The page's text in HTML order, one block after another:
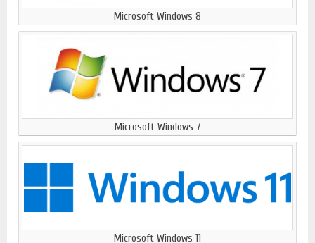
Microsoft Windows 8
Microsoft Windows 7
Microsoft Windows 11